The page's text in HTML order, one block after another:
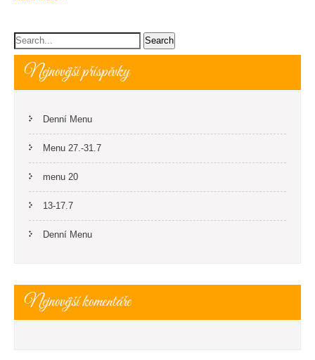
Nejnovější příspěvky
Denní Menu
Menu 27.-31.7
menu 20
13-17.7
Denní Menu
Nejnovější komentáře